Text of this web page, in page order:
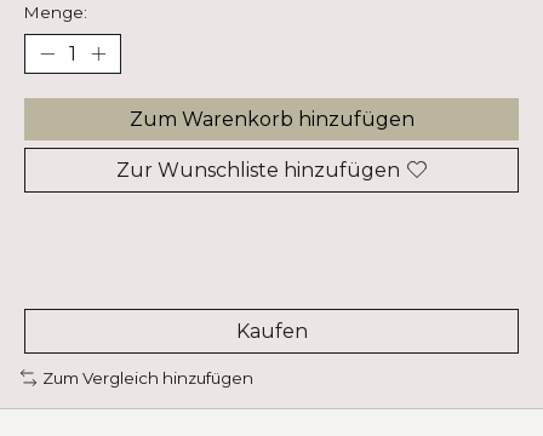
Menge:
Zum Warenkorb hinzufügen
Zur Wunschliste hinzufügen
Kaufen
Zum Vergleich hinzufügen